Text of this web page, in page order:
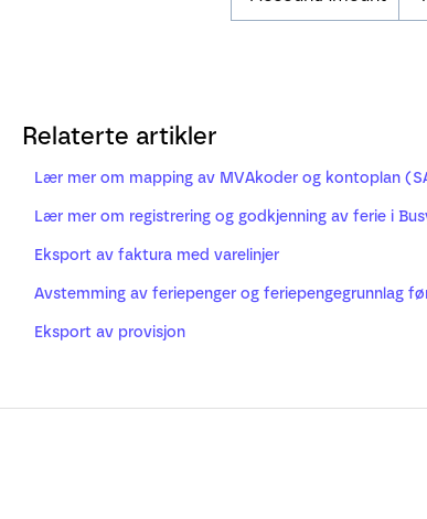
Relaterte artikler
Lær mer om mapping av MVAkoder og kontoplan
Lær mer om registrering og godkjenning av ferie i
Eksport av faktura med varelinjer
Avstemming av feriepenger og feriepengegrunnlag
Eksport av provisjon